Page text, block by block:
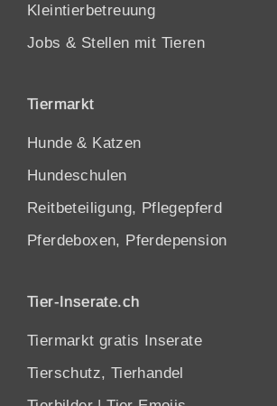
Kleintierbetreuung
Jobs & Stellen mit Tieren
Tiermarkt
Hunde & Katzen
Hundeschulen
Reitbeteiligung, Pflegepferd
Pferdeboxen, Pferdepension
Tier-Inserate.ch
Tiermarkt gratis Inserate
Tierschutz, Tierhandel